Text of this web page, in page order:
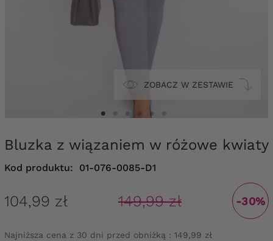
ZOBACZ W ZESTAWIE
Bluzka z wiązaniem w różowe kwiaty
Kod produktu: 01-076-0085-D1
104,99 zł 149,99 zł -30%
Najniższa cena z 30 dni przed obniżką : 149,99 zł